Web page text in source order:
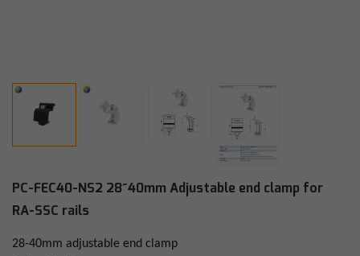
PC-FEC40-NS2 28~40mm Adjustable end clamp for
RA-SSC rails
28-40mm adjustable end clamp